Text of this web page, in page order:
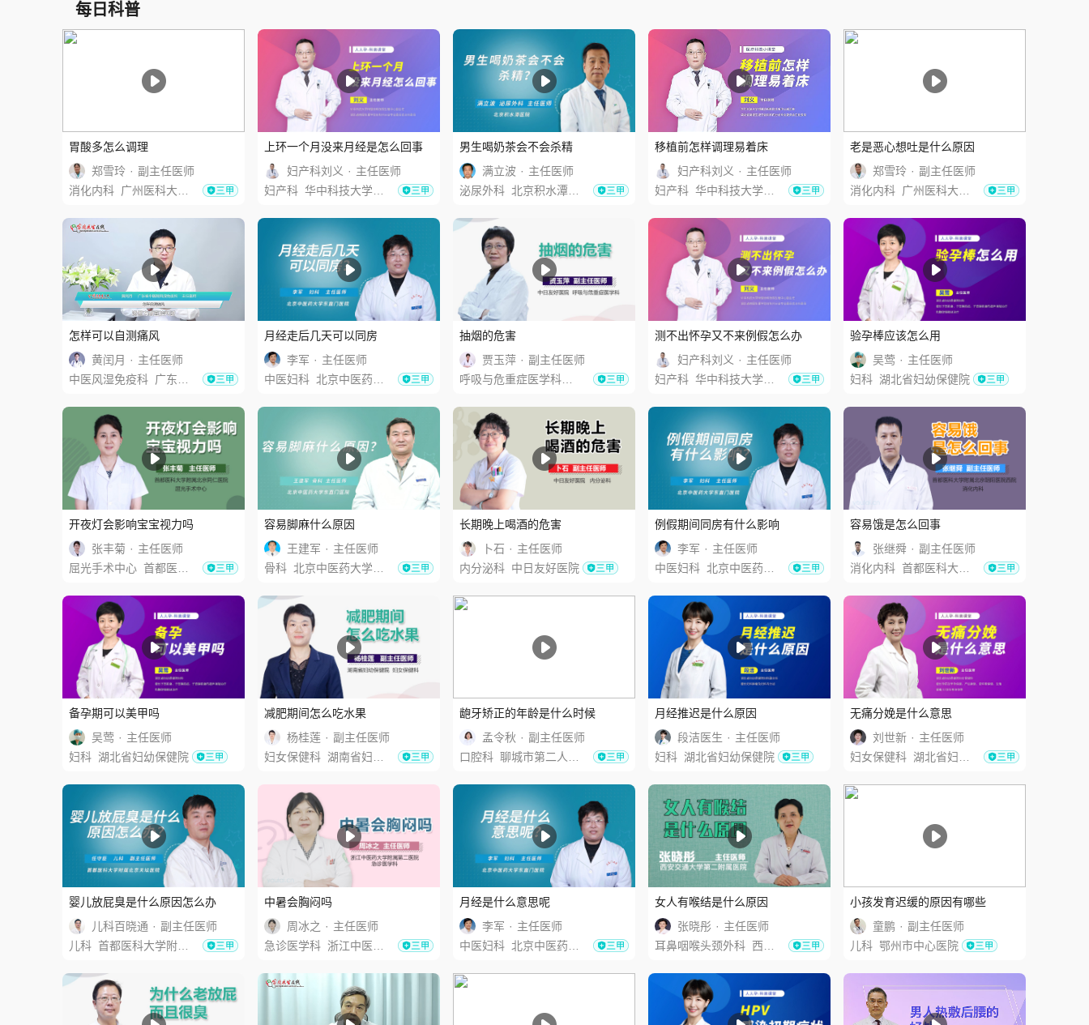
每日科普
胃酸多怎么调理
郑雪玲 · 副主任医师
消化内科 广州医科大学附属第二医院
上环一个月没来月经是怎么回事
妇产科刘义 · 主任医师
妇产科 华中科技大学同济医学院附属协和医院
男生喝奶茶会不会杀精
满立波 · 主任医师
泌尿外科 北京积水潭医院
移植前怎样调理易着床
妇产科刘义 · 主任医师
妇产科 华中科技大学同济医学院附属协和医院
老是恶心想吐是什么原因
郑雪玲 · 副主任医师
消化内科 广州医科大学附属第二医院
怎样可以自测痛风
黄闰月 · 主任医师
中医风湿免疫科 广东省中医院
月经走后几天可以同房
李军 · 主任医师
中医妇科 北京中医药大学东直门医院
抽烟的危害
贾玉萍 · 副主任医师
中日友好医院
测不出怀孕又不来例假怎么办
妇产科刘义 · 主任医师
妇产科 华中科技大学同济医学院附属协和医院
验孕棒应该怎么用
吴莺 · 主任医师
妇科 湖北省妇幼保健院
开夜灯会影响宝宝视力吗
张丰菊 · 主任医师
屈光手术中心 首都医科大学附属北京同仁医院
容易脚麻什么原因
王建军 · 主任医师
骨科 北京中医药大学东直门医院
长期晚上喝酒的危害
卜石 · 主任医师
内分泌科 中日友好医院
例假期间同房有什么影响
李军 · 主任医师
中医妇科 北京中医药大学东直门医院
容易饿是怎么回事
张继舜 · 副主任医师
消化内科 首都医科大学附属北京朝阳医院西院
备孕期可以美甲吗
吴莺 · 主任医师
妇科 湖北省妇幼保健院
减肥期间怎么吃水果
杨桂莲 · 副主任医师
妇女保健科 湖南省妇幼保健院
龅牙矫正的年龄是什么时候
孟令秋 · 副主任医师
口腔科 聊城市第二人民医院
月经推迟是什么原因
段洁医生 · 主任医师
妇科 湖北省妇幼保健院
无痛分娩是什么意思
刘世新 · 主任医师
妇女保健科 湖北省妇幼保健院
婴儿放屁臭是什么原因怎么办
儿科百晓通 · 副主任医师
儿科 首都医科大学附属北京天坛医院
中暑会胸闷吗
周冰之 · 主任医师
急诊医学科 浙江中医药大学附属第二医院
月经是什么意思呢
李军 · 主任医师
中医妇科 北京中医药大学东直门医院
女人有喉结是什么原因
张晓彤 · 主任医师
耳鼻咽喉头颈外科 西安交通大学第二附属医院
小孩发育迟缓的原因有哪些
童鹏 · 副主任医师
儿科 鄂州市中心医院